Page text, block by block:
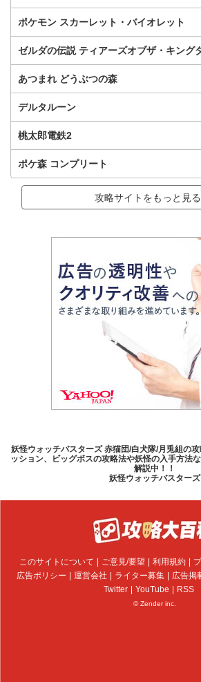
ポケモン スカーレット・バイオレット
ゼルダの伝説 ティアーズオブザ・キング
あつまれ どうぶつの森
デルタルーン
桃太郎電鉄2
ポケ森 コンプリート
攻略サイトをもっと見る
妖怪ウォッチバスターズ 赤猫団/白犬隊/月兎組の
ッション、ビッグボスの攻略法や妖怪の入手方法
解説中！！
妖怪ウォッチバスターズ
このサイトについて ご意見/要望 利用規約
広告ポリシー
運営会社 ライター募集 広告掲
Twitter
YouTube RSS
© Zender inc.